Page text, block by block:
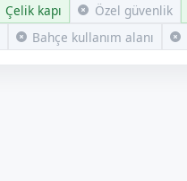
Çelik kapı Özel güvenlik
Bahçe kullanım alanı